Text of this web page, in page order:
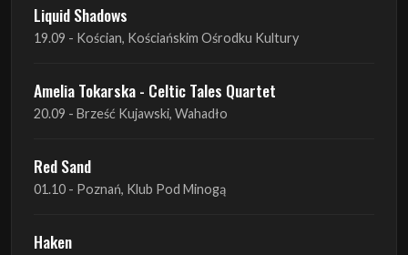
Liquid Shadows
19.09 - Kościan, Kościańskim Ośrodku Kultury
Amelia Tokarska - Celtic Tales Quartet
20.09 - Brześć Kujawski, Wahadło
Red Sand
01.10 - Poznań, Klub Pod Minogą
Haken